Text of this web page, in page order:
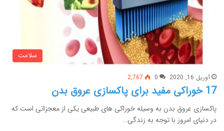
سلامت
آوریل 16, 2020 0
2,767
17 خوراکی مفید برای پاکسازی عروق بدن
پاکسازی عروق بدن به وسیله خوراکی های طبیعی یکی از معجزاتی است که
در دنیای امروز با توجه به زندگی…